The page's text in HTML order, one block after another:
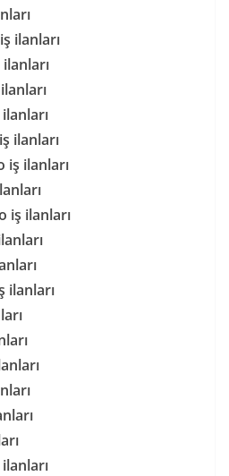
ilanları
ilanları
iş ilanları
iş ilanları
ilanları